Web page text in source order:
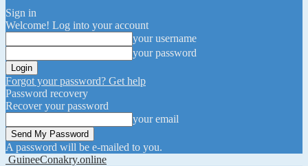
Sign in
Welcome! Log into your account
your username
your password
Forgot your password? Get help
Password recovery
Recover your password
your email
A password will be e-mailed to you.
GuineeConakry.online